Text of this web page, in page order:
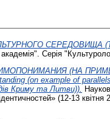
СЕРЕДОВИЩА
Серія
(НА
(on example of parallels
Криму та Литви)).
(12-13